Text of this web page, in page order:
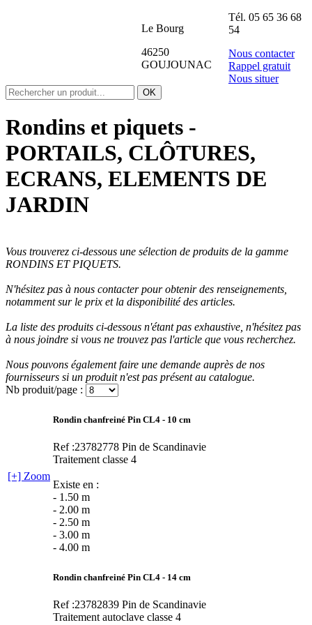
Le Bourg
46250
GOUJOUNAC
Tél. 05 65 36 68
54
Nous contacter
Rappel gratuit
Nous situer
Rondins et piquets -
PORTAILS, CLÔTURES,
ECRANS, ELEMENTS DE
JARDIN
Vous trouverez ci-dessous une sélection de produits de la gamme
RONDINS ET PIQUETS.
N'hésitez pas à nous contacter pour obtenir des renseignements,
notamment sur le prix et la disponibilité des articles.
La liste des produits ci-dessous n'étant pas exhaustive, n'hésitez pas
à nous joindre si vous ne trouvez pas l'article que vous recherchez.
Nous pouvons également faire une demande auprès de nos
fournisseurs si un produit n'est pas présent au catalogue.
Nb produit/page :
[+] Zoom
Rondin chanfreiné Pin CL4 - 10 cm
Ref :23782778 Pin de Scandinavie
Traitement classe 4
Existe en :
- 1.50 m
- 2.00 m
- 2.50 m
- 3.00 m
- 4.00 m
Rondin chanfreiné Pin CL4 - 14 cm
Ref :23782839 Pin de Scandinavie
Traitement autoclave classe 4